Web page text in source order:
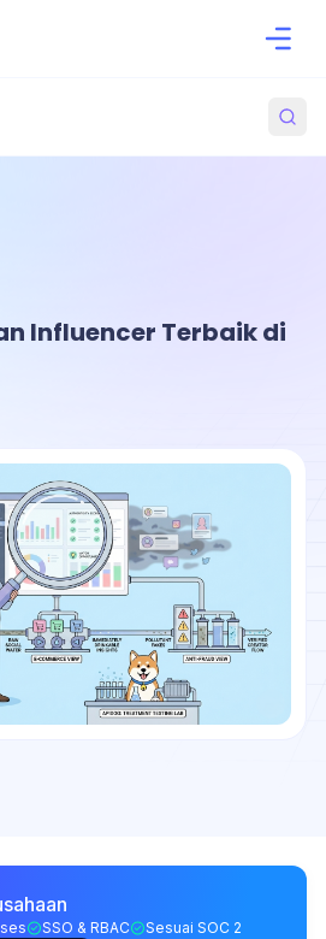
Influencer Terbaik di
SSO & RBAC Sesuai SOC 2